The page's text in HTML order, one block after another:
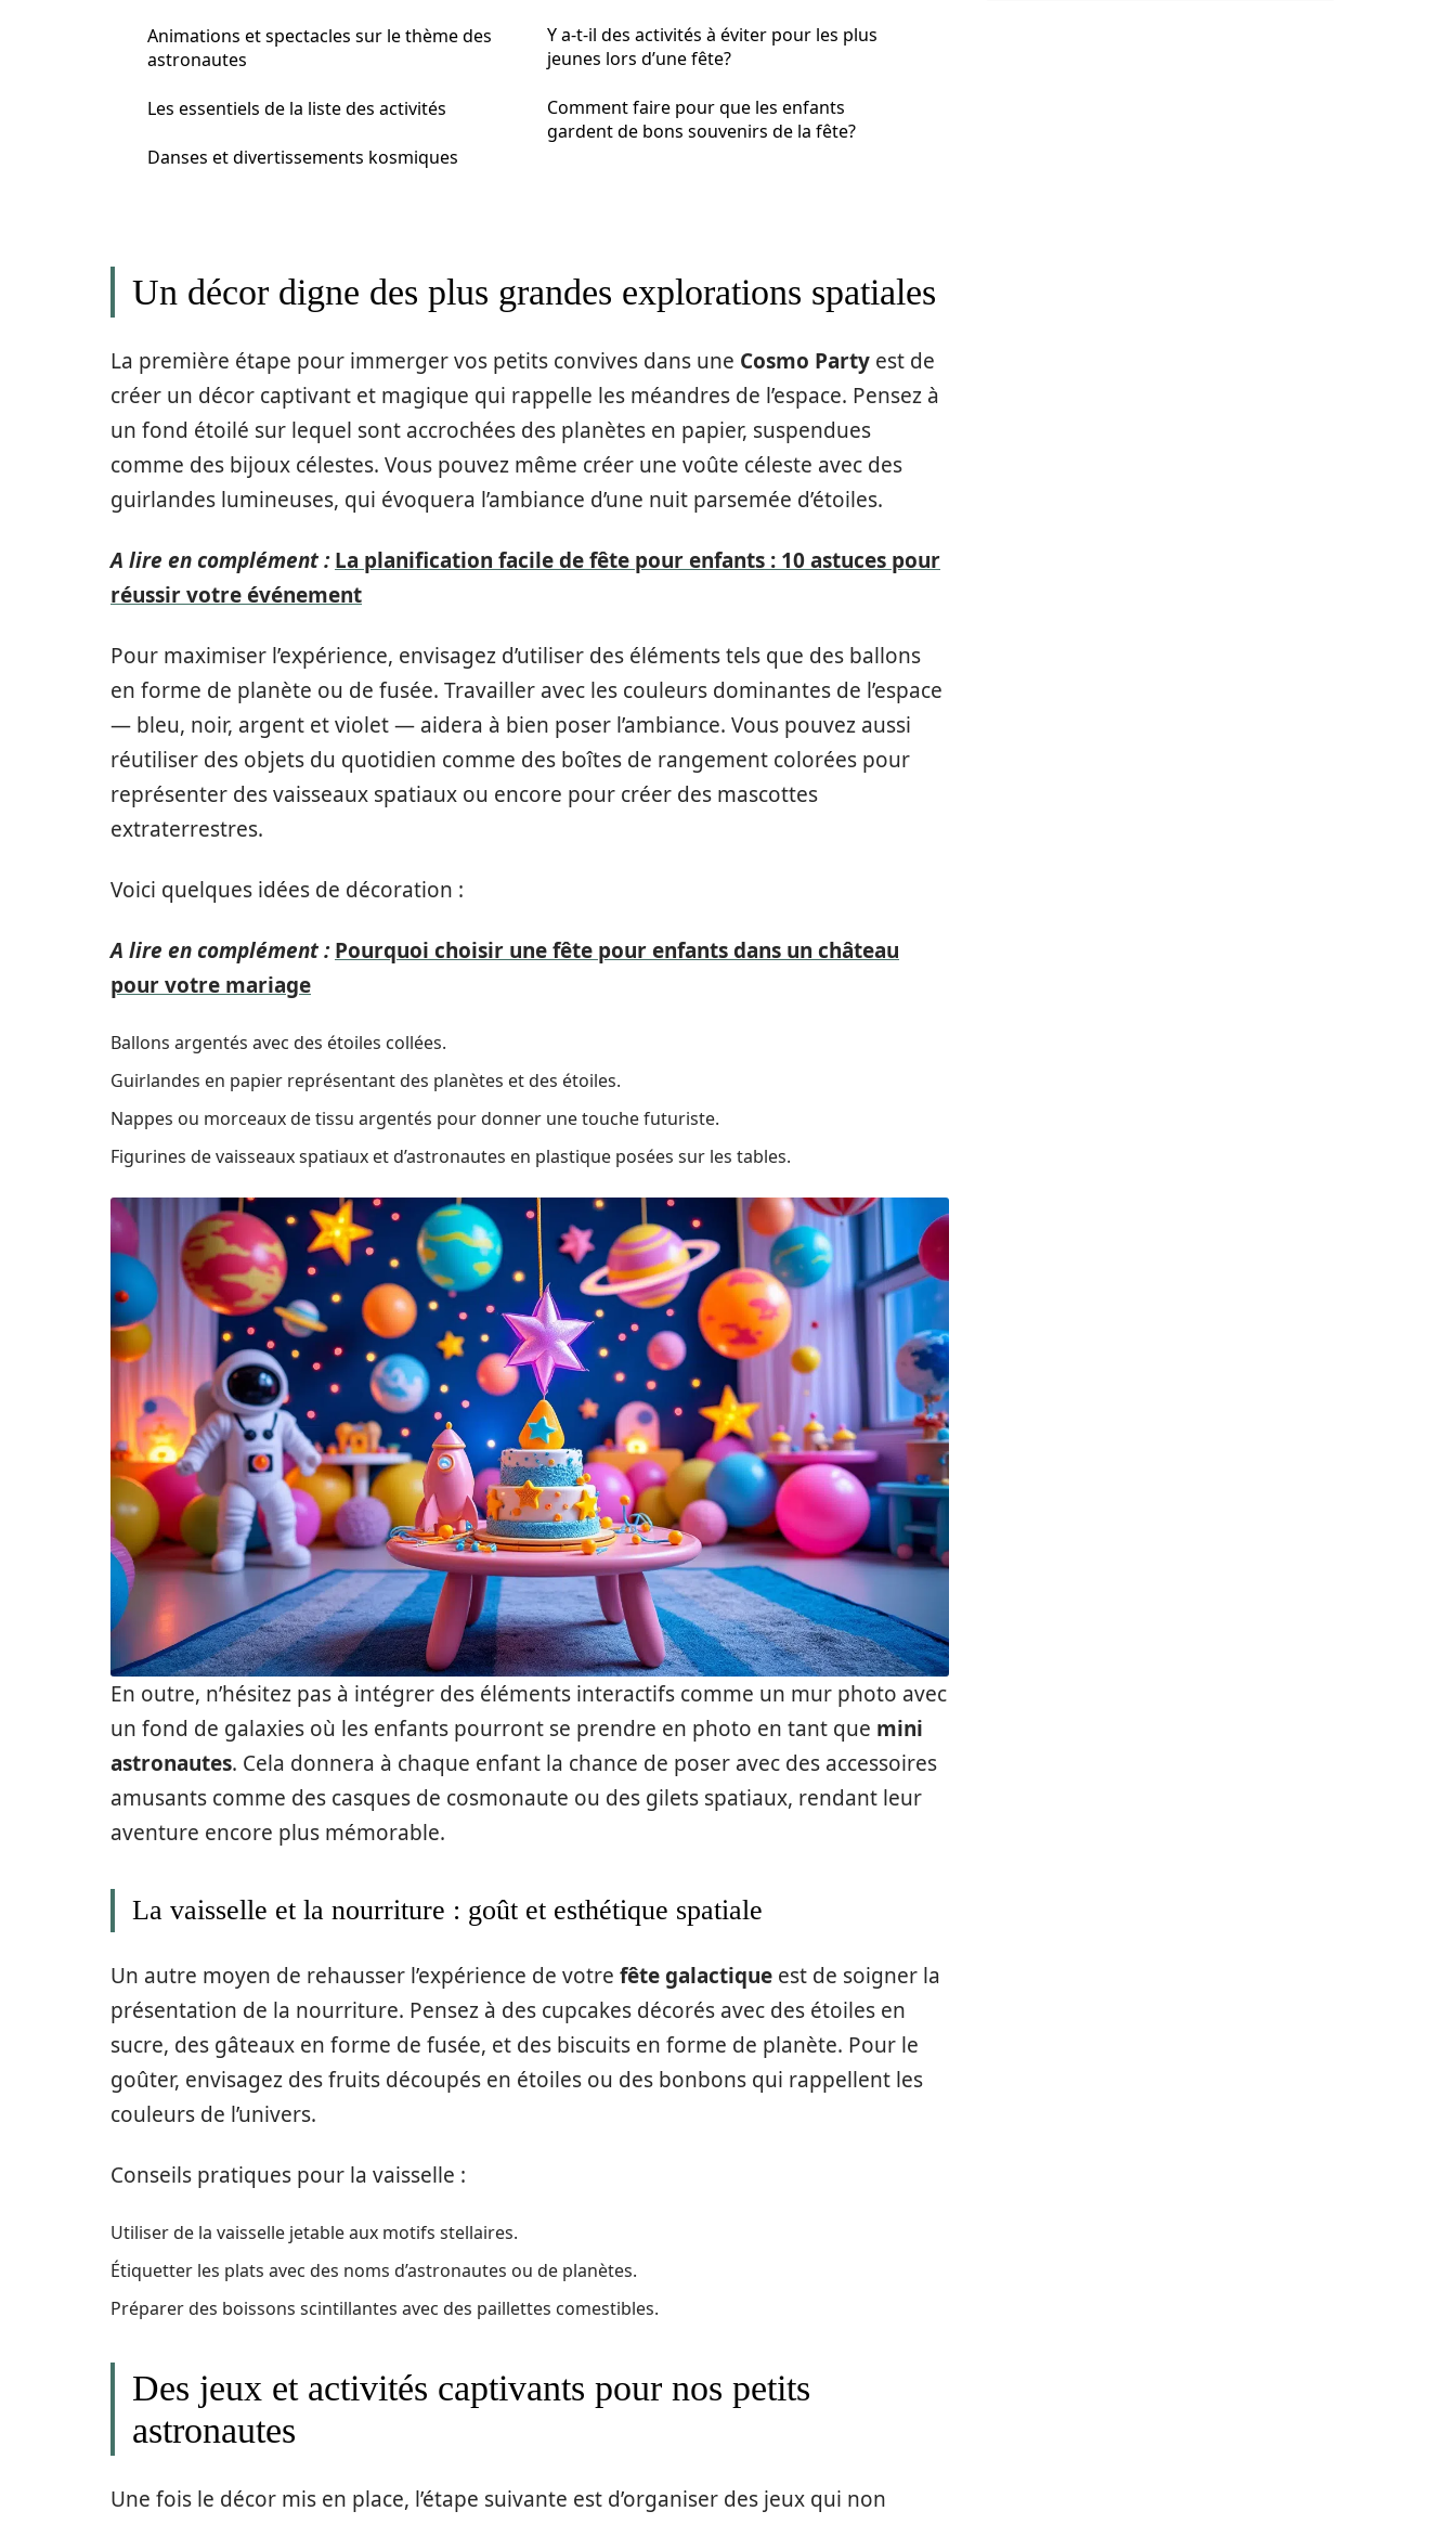
Animations et spectacles sur le thème des
astronautes
Les essentiels de la liste des activités
Danses et divertissements kosmiques
Y a-t-il des activités à éviter pour les plus
jeunes lors d’une fête?
Comment faire pour que les enfants
gardent de bons souvenirs de la fête?
Un décor digne des plus grandes explorations spatiales
La première étape pour immerger vos petits convives dans une Cosmo Party est de
créer un décor captivant et magique qui rappelle les méandres de l’espace. Pensez à
un fond étoilé sur lequel sont accrochées des planètes en papier, suspendues
comme des bijoux célestes. Vous pouvez même créer une voûte céleste avec des
guirlandes lumineuses, qui évoquera l’ambiance d’une nuit parsemée d’étoiles.
A lire en complément : La planification facile de fête pour enfants : 10 astuces pour
réussir votre événement
Pour maximiser l’expérience, envisagez d’utiliser des éléments tels que des ballons
en forme de planète ou de fusée. Travailler avec les couleurs dominantes de l’espace
— bleu, noir, argent et violet — aidera à bien poser l’ambiance. Vous pouvez aussi
réutiliser des objets du quotidien comme des boîtes de rangement colorées pour
représenter des vaisseaux spatiaux ou encore pour créer des mascottes
extraterrestres.
Voici quelques idées de décoration :
A lire en complément : Pourquoi choisir une fête pour enfants dans un château
pour votre mariage
Ballons argentés avec des étoiles collées.
Guirlandes en papier représentant des planètes et des étoiles.
Nappes ou morceaux de tissu argentés pour donner une touche futuriste.
Figurines de vaisseaux spatiaux et d’astronautes en plastique posées sur les tables.
En outre, n’hésitez pas à intégrer des éléments interactifs comme un mur photo avec
un fond de galaxies où les enfants pourront se prendre en photo en tant que mini
astronautes. Cela donnera à chaque enfant la chance de poser avec des accessoires
amusants comme des casques de cosmonaute ou des gilets spatiaux, rendant leur
aventure encore plus mémorable.
La vaisselle et la nourriture : goût et esthétique spatiale
Un autre moyen de rehausser l’expérience de votre fête galactique est de soigner la
présentation de la nourriture. Pensez à des cupcakes décorés avec des étoiles en
sucre, des gâteaux en forme de fusée, et des biscuits en forme de planète. Pour le
goûter, envisagez des fruits découpés en étoiles ou des bonbons qui rappellent les
couleurs de l’univers.
Conseils pratiques pour la vaisselle :
Utiliser de la vaisselle jetable aux motifs stellaires.
Étiquetter les plats avec des noms d’astronautes ou de planètes.
Préparer des boissons scintillantes avec des paillettes comestibles.
Des jeux et activités captivants pour nos petits
astronautes
Une fois le décor mis en place, l’étape suivante est d’organiser des jeux qui non